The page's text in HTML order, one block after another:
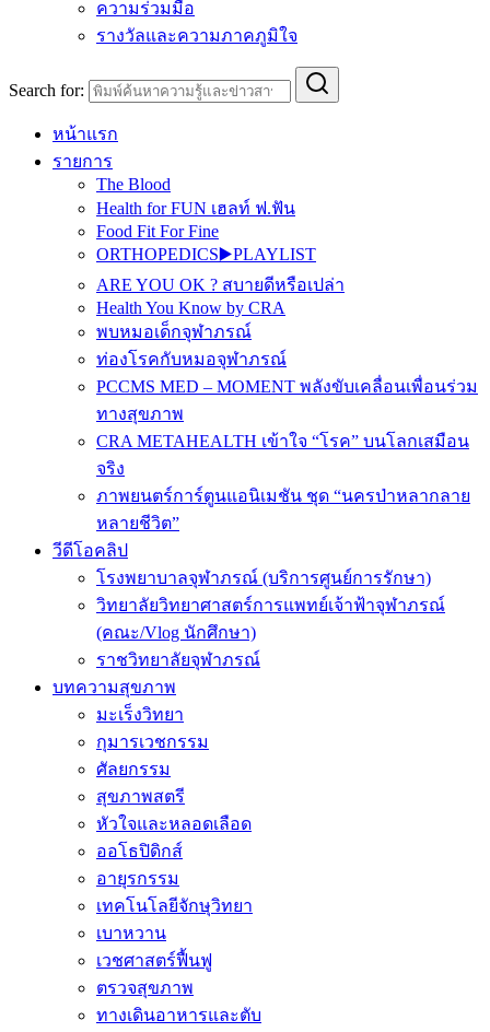
ความร่วมมือ
รางวัลและความภาคภูมิใจ
Search for:
หน้าแรก
รายการ
The Blood
Health for FUN เฮลท์ ฟ.ฟัน
Food Fit For Fine
ORTHOPEDICS▶️PLAYLIST
ARE YOU OK ? สบายดีหรือเปล่า
Health You Know by CRA
พบหมอเด็กจุฬาภรณ์
ท่องโรคกับหมอจุฬาภรณ์
PCCMS MED – MOMENT พลังขับเคลื่อนเพื่อนร่วม
ทางสุขภาพ
CRA METAHEALTH เข้าใจ “โรค” บนโลกเสมือน
จริง
ภาพยนตร์การ์ตูนแอนิเมชัน ชุด “นครป่าหลากลาย
หลายชีวิต”
วีดีโอคลิป
โรงพยาบาลจุฬาภรณ์ (บริการศูนย์การรักษา)
วิทยาลัยวิทยาศาสตร์การแพทย์เจ้าฟ้าจุฬาภรณ์
(คณะ/Vlog นักศึกษา)
ราชวิทยาลัยจุฬาภรณ์
บทความสุขภาพ
มะเร็งวิทยา
กุมารเวชกรรม
ศัลยกรรม
สุขภาพสตรี
หัวใจและหลอดเลือด
ออโธปิดิกส์
อายุรกรรม
เทคโนโลยีจักษุวิทยา
เบาหวาน
เวชศาสตร์ฟื้นฟู
ตรวจสุขภาพ
ทางเดินอาหารและตับ